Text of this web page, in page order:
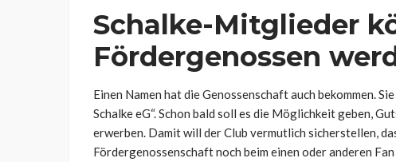
Schalke-Mitglieder
Fördergenossen
Einen Namen hat die Genossenschaft auch bekommen.
Schalke eG“. Schon bald soll es die Möglichkeit geben,
erwerben. Damit will der Club vermutlich sicherstellen,
Fördergenossenschaft noch beim einen oder anderen